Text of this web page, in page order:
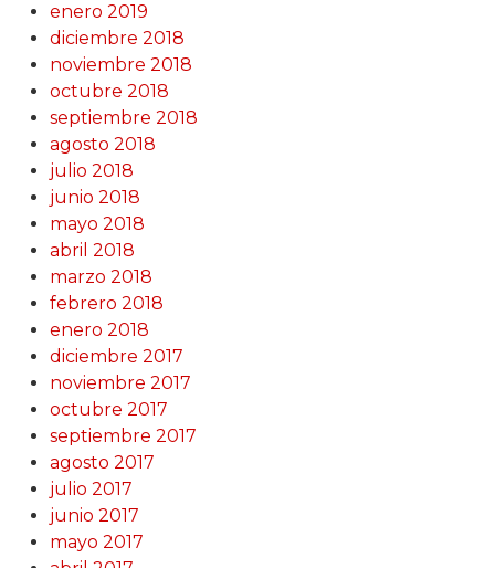
enero 2019
diciembre 2018
noviembre 2018
octubre 2018
septiembre 2018
agosto 2018
julio 2018
junio 2018
mayo 2018
abril 2018
marzo 2018
febrero 2018
enero 2018
diciembre 2017
noviembre 2017
octubre 2017
septiembre 2017
agosto 2017
julio 2017
junio 2017
mayo 2017